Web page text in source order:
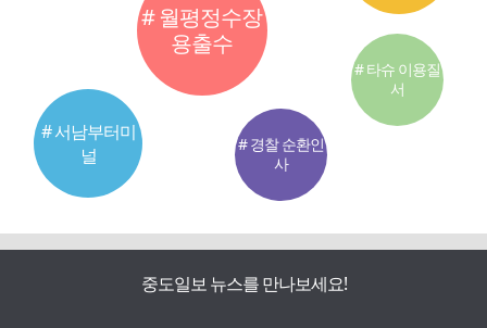
# 월평정수장
용출수
# 서남부터미
널
# 경찰 순환인
사
# 타슈 이용질
서
중도일보 뉴스를 만나보세요!